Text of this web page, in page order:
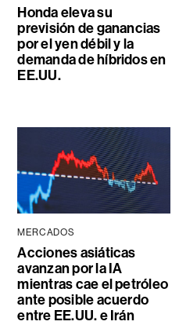
Honda eleva su
previsión de ganancias
por el yen débil y la
demanda de híbridos en
EE.UU.
MERCADOS
Acciones asiáticas
avanzan por la IA
mientras cae el petróleo
ante posible acuerdo
entre EE.UU. e Irán